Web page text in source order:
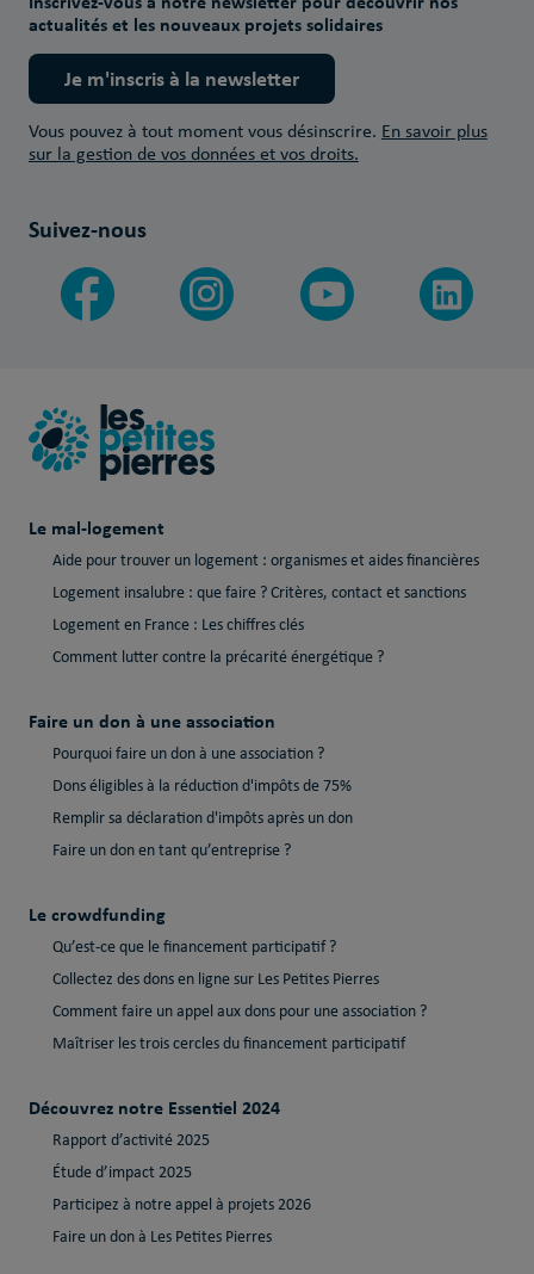
actualités et les nouveaux projets solidaires
Je m'inscris à la newsletter
Vous pouvez à tout moment vous désinscrire. En savoir plus
sur la gestion de vos données et vos droits.
Suivez-nous
Le mal-logement
Aide pour trouver un logement : organismes et aides financières
Logement insalubre : que faire ? Critères, contact et sanctions
Logement en France : Les chiffres clés
Comment lutter contre la précarité énergétique ?
Faire un don à une association
Pourquoi faire un don à une association ?
Dons éligibles à la réduction d'impôts de 75%
Remplir sa déclaration d'impôts après un don
Faire un don en tant qu’entreprise ?
Le crowdfunding
Qu’est-ce que le financement participatif ?
Collectez des dons en ligne sur Les Petites Pierres
Comment faire un appel aux dons pour une association ?
Maîtriser les trois cercles du financement participatif
Découvrez notre Essentiel 2024
Rapport d’activité 2025
Étude d’impact 2025
Participez à notre appel à projets 2026
Faire un don à Les Petites Pierres